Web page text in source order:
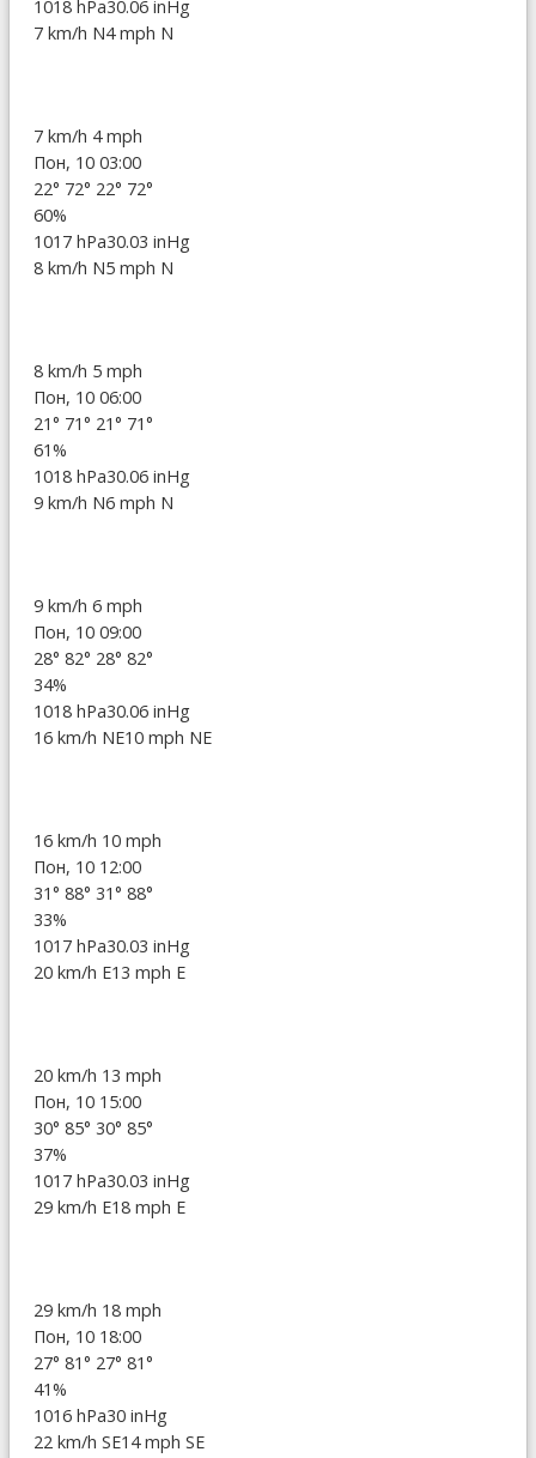
1018 hPa30.06 inHg
7 km/h N4 mph N
7 km/h 4 mph
Пон, 10 03:00
22° 72° 22° 72°
60%
1017 hPa30.03 inHg
8 km/h N5 mph N
8 km/h 5 mph
Пон, 10 06:00
21° 71° 21° 71°
61%
1018 hPa30.06 inHg
9 km/h N6 mph N
9 km/h 6 mph
Пон, 10 09:00
28° 82° 28° 82°
34%
1018 hPa30.06 inHg
16 km/h NE10 mph NE
16 km/h 10 mph
Пон, 10 12:00
31° 88° 31° 88°
33%
1017 hPa30.03 inHg
20 km/h E13 mph E
20 km/h 13 mph
Пон, 10 15:00
30° 85° 30° 85°
37%
1017 hPa30.03 inHg
29 km/h E18 mph E
29 km/h 18 mph
Пон, 10 18:00
27° 81° 27° 81°
41%
1016 hPa30 inHg
22 km/h SE14 mph SE